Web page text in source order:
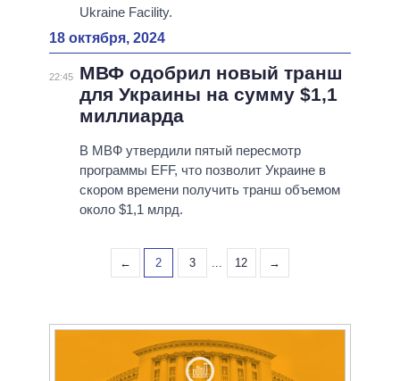
Ukraine Facility.
18 октября, 2024
22:45
МВФ одобрил новый транш
для Украины на сумму $1,1
миллиарда
В МВФ утвердили пятый пересмотр
программы EFF, что позволит Украине в
скором времени получить транш объемом
около $1,1 млрд.
← 2 3 ... 12 →